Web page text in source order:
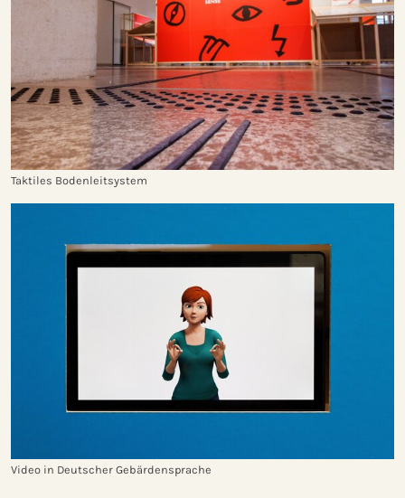
Taktiles Bodenleitsystem
Video in Deutscher Gebärdensprache